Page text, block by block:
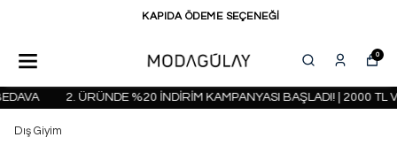
KAPIDA ÖDEME SEÇENEĞİ
0
2. ÜRÜNDE %20 İNDİRİM KAMPANYASI BAŞLADI! | 2000 TL VE
Dış Giyim